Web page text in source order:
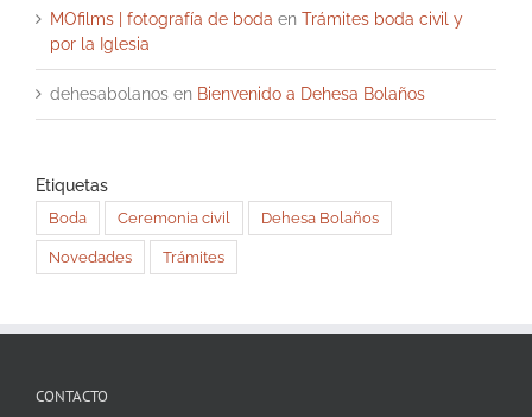
MOfilms | fotografía de boda en Trámites boda civil y
por la Iglesia
dehesabolanos en Bienvenido a Dehesa Bolaños
Etiquetas
Boda Ceremonia civil Dehesa Bolaños
Novedades Trámites
CONTACTO